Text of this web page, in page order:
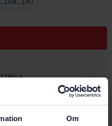
Om
3
- Designation of